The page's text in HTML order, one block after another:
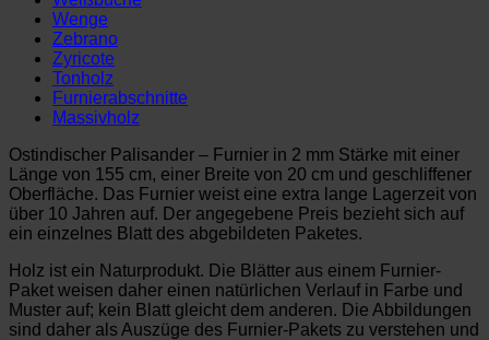
Wenge
Zebrano
Zyricote
Tonholz
Furnierabschnitte
Massivholz
Ostindischer Palisander – Furnier in 2 mm Stärke mit einer
Länge von 155 cm, einer Breite von 20 cm und geschliffener
Oberfläche. Das Furnier weist eine extra lange Lagerzeit von
über 10 Jahren auf. Der angegebene Preis bezieht sich auf
ein einzelnes Blatt des abgebildeten Paketes.
Holz ist ein Naturprodukt. Die Blätter aus einem Furnier-
Paket weisen daher einen natürlichen Verlauf in Farbe und
Muster auf; kein Blatt gleicht dem anderen. Die Abbildungen
sind daher als Auszüge des Furnier-Pakets zu verstehen und